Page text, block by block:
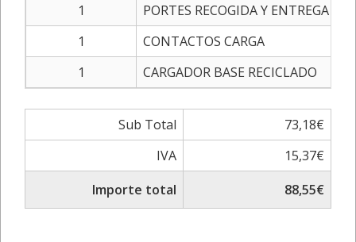
1
PORTES RECOGIDA Y ENTREGA
1
CONTACTOS CARGA
1
CARGADOR BASE RECICLADO
Sub Total
73,18€
IVA
15,37€
Importe total
88,55€